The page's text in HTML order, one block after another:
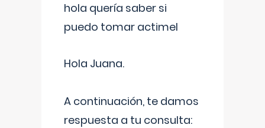
hola quería saber si
puedo tomar actimel
Hola Juana.
A continuación, te damos
respuesta a tu consulta: